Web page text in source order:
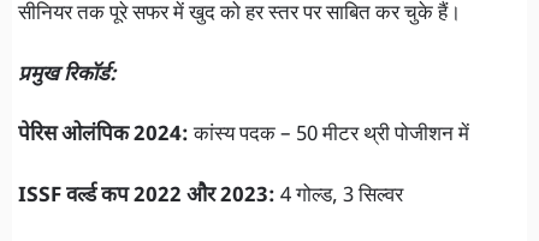
सीनियर तक पूरे सफर में खुद को हर स्तर पर साबित कर चुके हैं।
प्रमुख रिकॉर्ड:
पेरिस ओलंपिक 2024:कांस्य पदक – 50 मीटर थ्री पोजीशन में
ISSF वर्ल्ड कप 2022 और 2023: 4 गोल्ड, 3 सिल्वर